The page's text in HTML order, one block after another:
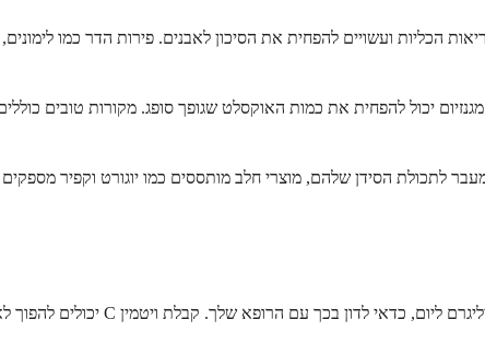
הכליות ועשויים להפחית את הסיכון לאבנים. פירות הדר כמו
מגנזיום יכול להפחית את כמות האוקסלט שגופך סופג. מקורות טובים
לתכולת הסידן שלהם, מוצרי חלב מותססים כמו יוגורט וקפיר